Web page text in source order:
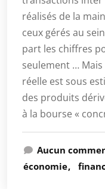
réalisés de la
ceux gérés au
part les chiffres
seulement …
réelle est sous
des produits
à la bourse «
Aucun
économie